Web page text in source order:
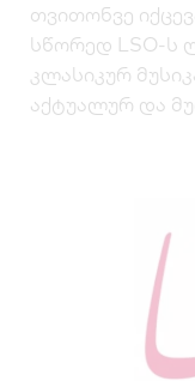
თვითონვე
სწორედ LSO-ს
კლასიკურ
აქტუალურ და